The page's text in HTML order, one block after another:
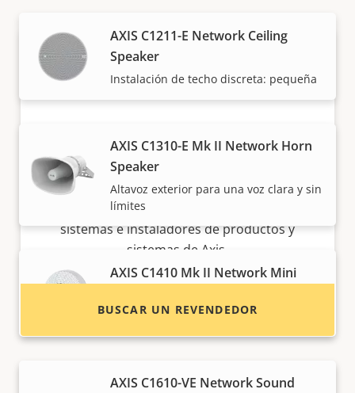
AXIS C1211-E Network Ceiling
Speaker
Instalación de techo discreta: pequeña
AXIS C1310-E Mk II Network Horn
Speaker
Altavoz exterior para una voz clara y sin
límites
AXIS C1410 Mk II Network Mini
Altavoz con cobertura de área amplia
AXIS C1610-VE Network Sound
¿Quiere comprar productos Axis?
Localice revendedores, integradores de
sistemas e instaladores de productos y
sistemas de Axis.
BUSCAR UN REVENDEDOR